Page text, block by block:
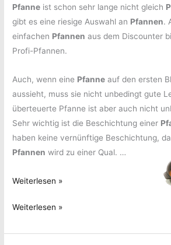
Pfanne ist schon sehr lange nicht gleich
gibt es eine riesige Auswahl an Pfannen.
einfachen Pfannen aus dem Discounter
Profi-Pfannen.
Auch, wenn eine Pfanne auf den ersten
aussieht, muss sie nicht unbedingt gute
überteuerte Pfanne ist aber auch nicht
Sehr wichtig ist die Beschichtung einer
haben keine vernünftige Beschichtung,
Pfannen wird zu einer Qual. …
Pfanne
gleich
Weiterlesen »
Pfanne
gleich
Weiterlesen »